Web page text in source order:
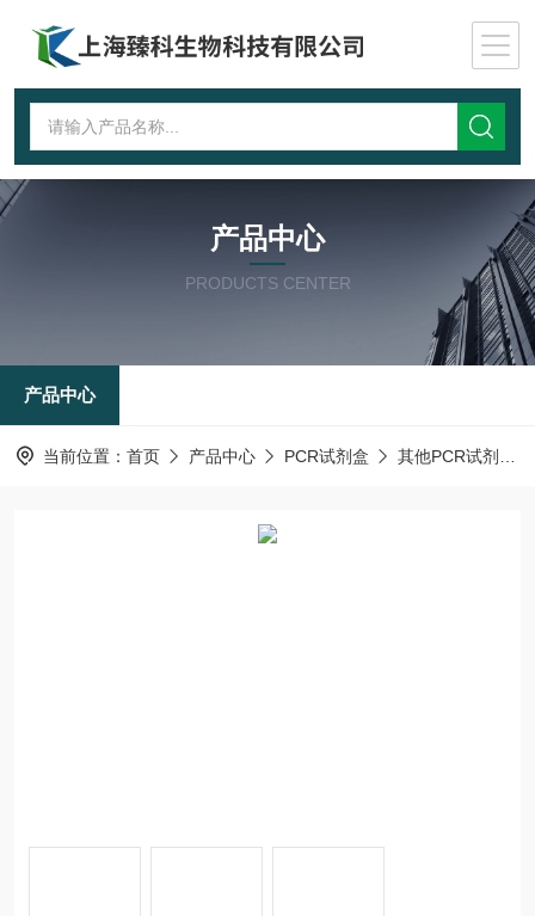
产品中心
PRODUCTS CENTER
产品中心
当前位置： 首页 产品中心 PCR试剂盒 其他PCR试剂盒